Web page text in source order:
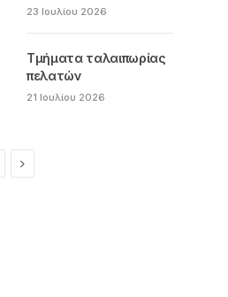
23 Ιουλίου 2026
Τμήματα ταλαιπωρίας
πελατών
21 Ιουλίου 2026
Next